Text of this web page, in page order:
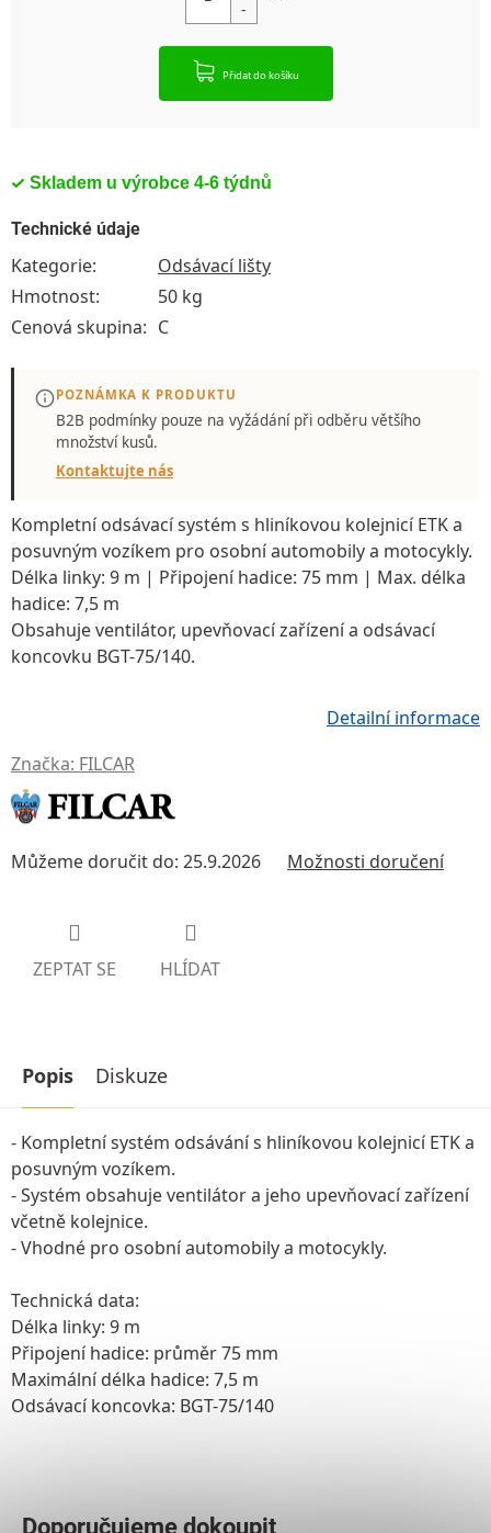
Kompletní odsávací systém s hliníkovou kolejnicí ETK a
posuvným vozíkem pro osobní automobily a motocykly.
Délka linky: 9 m | Připojení hadice: 75 mm | Max. délka
hadice: 7,5 m
Obsahuje ventilátor, upevňovací zařízení a odsávací
koncovku BGT-75/140.
Detailní informace
Skladem u výrobce 4-6 týdnů
Značka: FILCAR
Můžeme doručit do: 25.9.2026 Možnosti doručení
Přidat do košíku
ZEPTAT SE HLÍDAT
Technické údaje
Kategorie:
Odsávací lišty
Hmotnost:
50 kg
Cenová skupina: C
POZNÁMKA K PRODUKTU
B2B podmínky pouze na vyžádánípři odběru většího
množství kusů.
Kontaktujte nás
Popis Diskuze
- Kompletní systém odsávání s hliníkovou kolejnicí ETK a
posuvným vozíkem.
- Systém obsahuje ventilátor a jeho upevňovací zařízení
včetně kolejnice.
- Vhodné pro osobní automobily a motocykly.
Technická data:
Délka linky: 9 m
Připojení hadice: průměr 75 mm
Maximální délka hadice: 7,5 m
Odsávací koncovka: BGT-75/140